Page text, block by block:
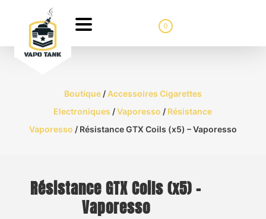
0
Boutique/ Accessoires Cigarettes
Electroniques /Vaporesso / Résistance
Vaporesso / Résistance GTX Coils (x5) – Vaporesso
Résistance GTX Coils (x5) –
Vaporesso